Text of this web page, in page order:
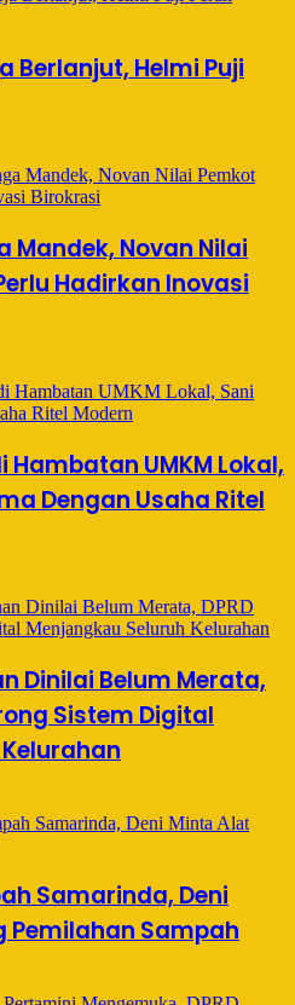
Berlanjut, Helmi Puji
Mandek, Novan Nilai
Hadirkan Inovasi
UMKM Lokal,
Dengan Usaha Ritel
Dinilai Belum Merata,
Sistem Digital
Samarinda, Deni
Pemilahan Sampah